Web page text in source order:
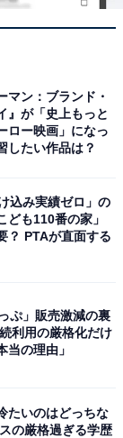
その後『
3年生頃は
）や学研の
』。
明対決シリ
に朝日新聞
入したのも
ーズ
庫や講談社
Aさん）
マン：ブランド・
』が「史上もっと
ロー映画」になっ
したい作品は？
込み実績ゼロ」の
も110番の家」
？ PTAが直面する
ぷ」販売激減の裏
利用の厳格化だけ
当の理由」
たいのはどっちな
の厳格過ぎる学歴